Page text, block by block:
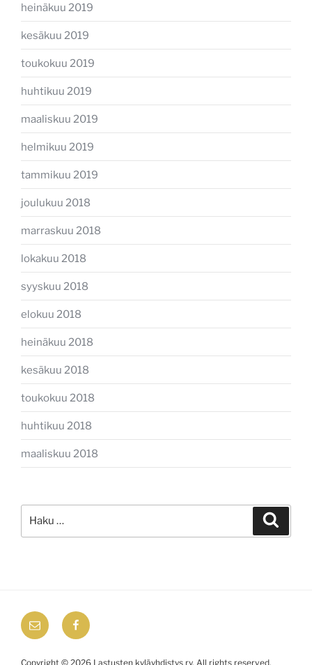
heinäkuu 2019
kesäkuu 2019
toukokuu 2019
huhtikuu 2019
maaliskuu 2019
helmikuu 2019
tammikuu 2019
joulukuu 2018
marraskuu 2018
lokakuu 2018
syyskuu 2018
elokuu 2018
heinäkuu 2018
kesäkuu 2018
toukokuu 2018
huhtikuu 2018
maaliskuu 2018
email Facebook
Copyright © 2026 Lastusten kyläyhdistys ry. All rights reserved.